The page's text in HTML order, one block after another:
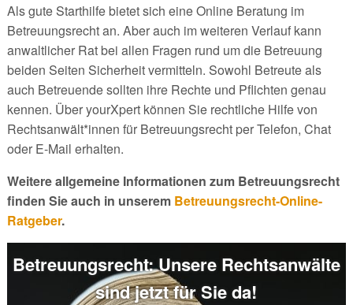
Als gute Starthilfe bietet sich eine Online Beratung im
Betreuungsrecht an. Aber auch im weiteren Verlauf kann
anwaltlicher Rat bei allen Fragen rund um die Betreuung
beiden Seiten Sicherheit vermitteln. Sowohl Betreute als
auch Betreuende sollten ihre Rechte und Pflichten genau
kennen. Über yourXpert können Sie rechtliche Hilfe von
Rechtsanwält*innen für Betreuungsrecht per Telefon, Chat
oder E-Mail erhalten.
Weitere allgemeine Informationen zum Betreuungsrecht
finden Sie auch in unserem Betreuungsrecht-Online-
Ratgeber.
Betreuungsrecht: Unsere Rechtsanwälte
sind jetzt für Sie da!